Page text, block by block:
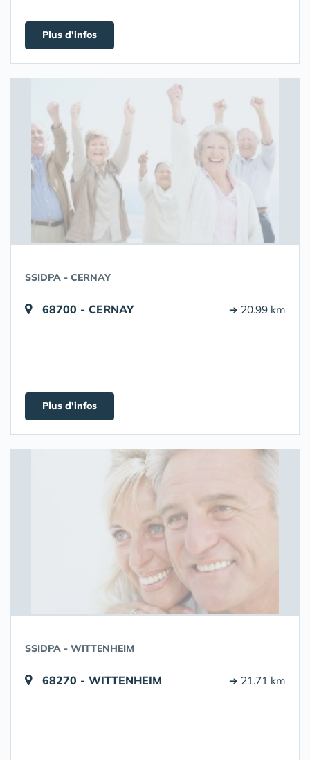
Plus d'infos
SSIDPA - CERNAY
68700 - CERNAY ➔ 20.99 km
Plus d'infos
SSIDPA - WITTENHEIM
68270 - WITTENHEIM ➔ 21.71 km